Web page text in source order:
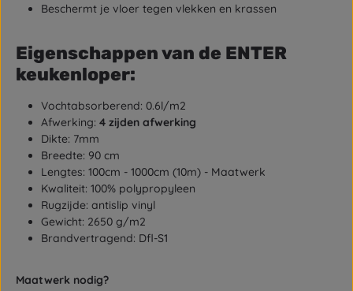
Beschermt je vloer tegen vlekken en krassen
Eigenschappen van de ENTER
keukenloper:
Vochtabsorberend: 0.6l/m2
Afwerking: 4 zijden afwerking
Dikte: 7mm
Breedte: 90 cm
Lengtes: 100cm - 1000cm (10m) - Maatwerk
Kwaliteit: 100% polypropyleen
Rugzijde: antislip vinyl
Gewicht: 2650 g/m2
Brandvertragend: Dfl-S1
Maatwerk nodig?